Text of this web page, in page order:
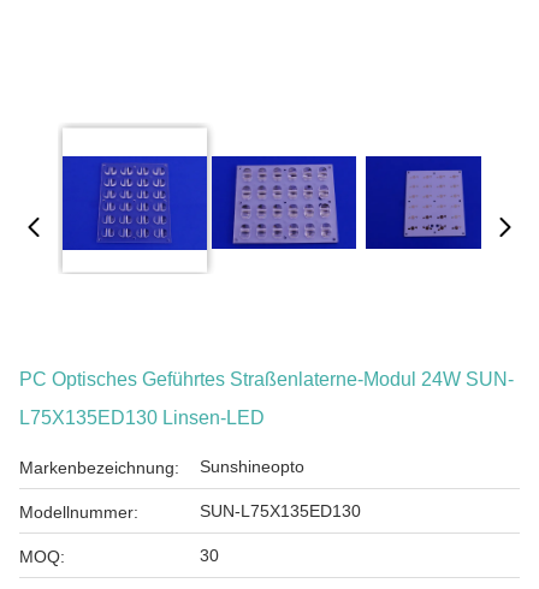
PC Optisches Geführtes Straßenlaterne-Modul 24W SUN-
L75X135ED130 Linsen-LED
Markenbezeichnung: Sunshineopto
Modellnummer: SUN-L75X135ED130
MOQ: 30